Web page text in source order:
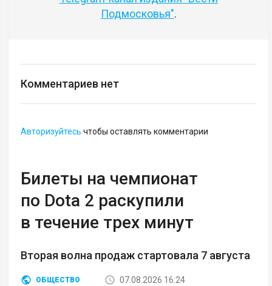
Подмосковья".
Комментариев нет
Авторизуйтесь чтобы оставлять комментарии
Билеты на чемпионат
по Dota 2 раскупили
в течение трех минут
Вторая волна продаж стартовала 7 августа
ОБЩЕСТВО
07.08.2026 16:24